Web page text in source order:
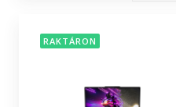
RAKTÁRON